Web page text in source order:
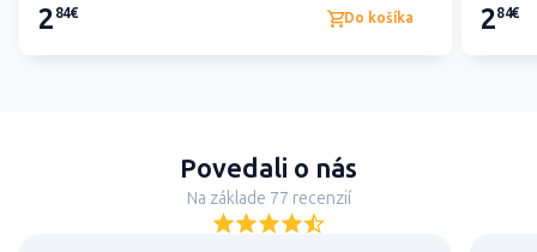
2 84€ Do košíka 284€
Povedali o nás
Na základe 77 recenzií